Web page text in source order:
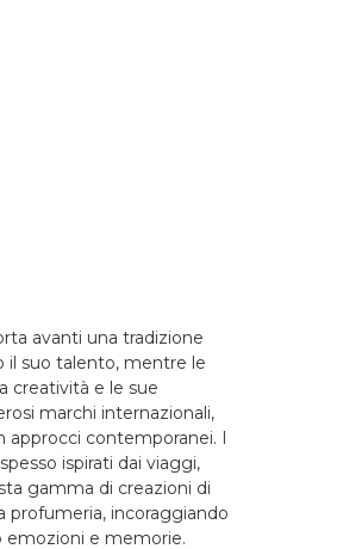
avanti una tradizione
il suo talento, mentre le
creatività e le sue
marchi internazionali,
approcci contemporanei. I
ispirati dai viaggi,
gamma di creazioni di
profumeria, incoraggiando
emozioni e memorie.